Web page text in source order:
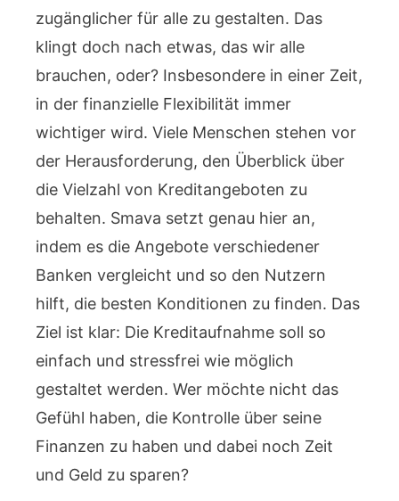
zugänglicher für alle zu gestalten. Das
klingt doch nach etwas, das wir alle
brauchen, oder? Insbesondere in einer Zeit,
in der finanzielle Flexibilität immer
wichtiger wird. Viele Menschen stehen vor
der Herausforderung, den Überblick über
die Vielzahl von Kreditangeboten zu
behalten. Smava setzt genau hier an,
indem es die Angebote verschiedener
Banken vergleicht und so den Nutzern
hilft, die besten Konditionen zu finden. Das
Ziel ist klar: Die Kreditaufnahme soll so
einfach und stressfrei wie möglich
gestaltet werden. Wer möchte nicht das
Gefühl haben, die Kontrolle über seine
Finanzen zu haben und dabei noch Zeit
und Geld zu sparen?